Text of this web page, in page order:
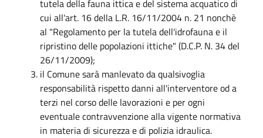
tutela della fauna ittica e del sistema acquatico di
cui all'art. 16 della L.R. 16/11/2004 n. 21 nonchè
al "Regolamento per la tutela dell'idrofauna e il
ripristino delle popolazioni ittiche" (D.C.P. N. 34 del
26/11/2009);
il Comune sarà manlevato da qualsivoglia
responsabilità rispetto danni all'interventore od a
terzi nel corso delle lavorazioni e per ogni
eventuale contravvenzione alla vigente normativa
in materia di sicurezza e di polizia idraulica.